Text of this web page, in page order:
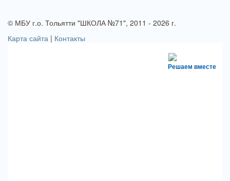
© МБУ г.о. Тольятти "ШКОЛА №71", 2011 - 2026 г.
Карта сайта | Контакты
Решаем вместе